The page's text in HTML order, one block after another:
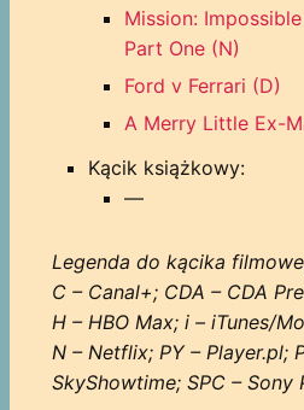
Mission:
Part One (N)
Ford v Ferrari (D)
A Merry Little Ex-
Kącik książkowy:
—
Legenda do kącika
C – Canal+; CDA – CDA
H – HBO Max; i – iTunes/
N – Netflix; PY – Player.pl;
SkyShowtime; SPC – Sony